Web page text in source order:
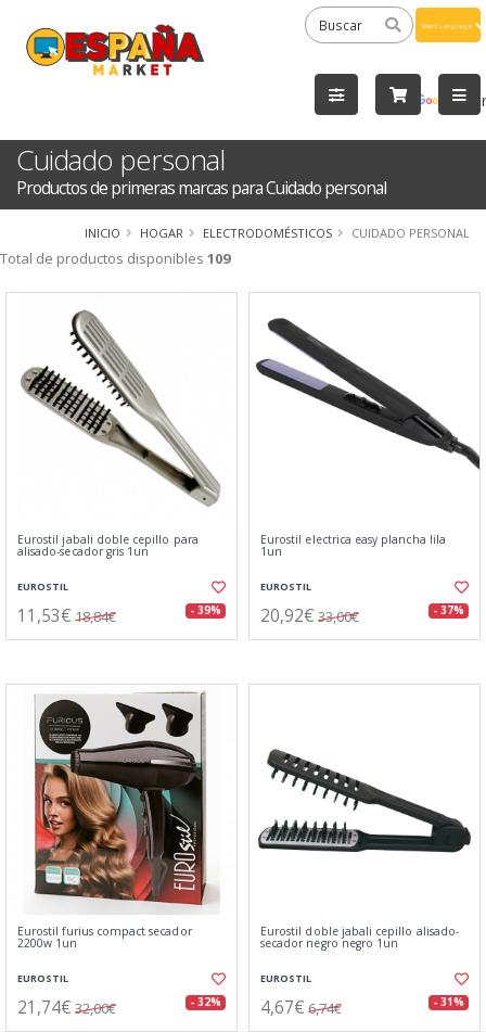
by
Cuidado personal
Productos de primeras marcas para Cuidado personal
INICIO HOGAR ELECTRODOMÉSTICOS CUIDADO PERSONAL
Total de productos disponibles 109
Eurostil jabali doble cepillo para
alisado-secador gris 1un
EUROSTIL
11,53€ 18,84€ - 39%
Eurostil electrica easy plancha lila
1un
EUROSTIL
20,92€ 33,00€ - 37%
Eurostil furius compact secador
2200w 1un
EUROSTIL
21,74€ 32,00€ - 32%
Eurostil doble jabali cepillo alisado-
secador negro negro 1un
EUROSTIL
4,67€ 6,74€ - 31%